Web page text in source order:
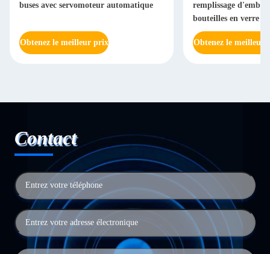
buses avec servomoteur automatique
Obtenez le meilleur prix
remplissage
bouteilles en verre
précision
Obtenez le meilleur
Contact